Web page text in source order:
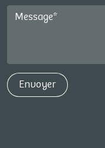
Message*